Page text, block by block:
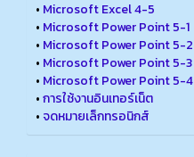
• Microsoft Excel 4-5
• Microsoft Power Point 5-1
• Microsoft Power Point 5-2
• Microsoft Power Point 5-3
• Microsoft Power Point 5-4
•การใช้งานอินเทอร์เน็ต
•จดหมายเล็กทรอนิกส์